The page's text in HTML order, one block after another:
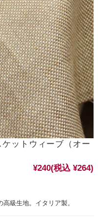
ットウィーブ（オー
¥240(税込 ¥264)
級生地。イタリア製。